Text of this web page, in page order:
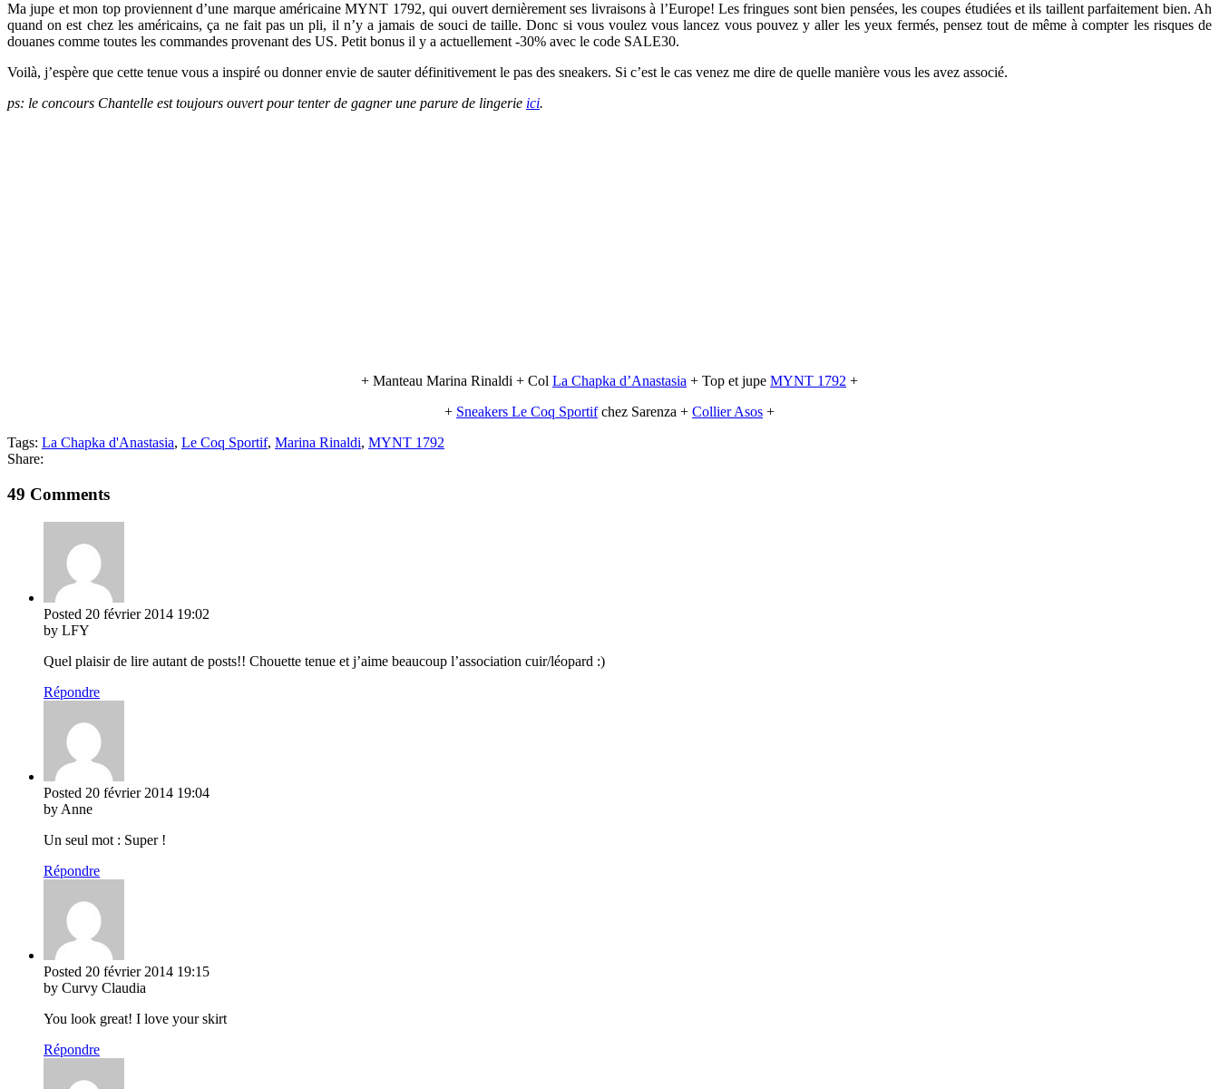
Ma jupe et mon top proviennent d’une marque américaine MYNT 1792, qui ouvert dernièrement ses livraisons à l’Europe! Les fringues sont bien pensées, les coupes étudiées et ils taillent parfaitement bien. Ah
quand on est chez les américains, ça ne fait pas un pli, il n’y a jamais de souci de taille. Donc si vous voulez vous lancez vous pouvez y aller les yeux fermés, pensez tout de même à compter les risques de
douanes comme toutes les commandes provenant des US. Petit bonus il y a actuellement -30% avec le code SALE30.
Voilà, j’espère que cette tenue vous a inspiré ou donner envie de sauter définitivement le pas des sneakers. Si c’est le cas venez me dire de quelle manière vous les avez associé.
ps: le concours Chantelle est toujours ouvert pour tenter de gagner une parure de lingerie ici.
+ Manteau Marina Rinaldi + Col La Chapka d’Anastasia + Top et jupe MYNT 1792 +
+ Sneakers Le Coq Sportifchez Sarenza + Collier Asos +
Tags: La Chapka d'Anastasia, Le Coq Sportif, Marina Rinaldi, MYNT 1792
Share:
49 Comments
Posted 20 février 2014 19:02
by LFY
Quel plaisir de lire autant de posts!! Chouette tenue et j’aime beaucoup l’association cuir/léopard :)
Répondre
Posted 20 février 2014 19:04
by Anne
Un seul mot : Super !
Répondre
Posted 20 février 2014 19:15
by Curvy Claudia
You look great! I love your skirt
Répondre